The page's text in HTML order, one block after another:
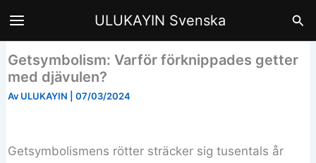
till
ULUKAYIN Svenska Sök
Getsymbolism: Varför förknippades getter
med djävulen?
Av ULUKAYIN |07/03/2024
Getsymbolismens rötter sträcker sig tusentals år